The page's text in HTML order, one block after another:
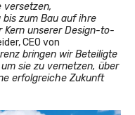
versetzen,
zum Bau auf ihre
Kern unserer Design-to-
CEO von
bringen wir Beteiligte
sie zu vernetzen, über
erfolgreiche Zukunft